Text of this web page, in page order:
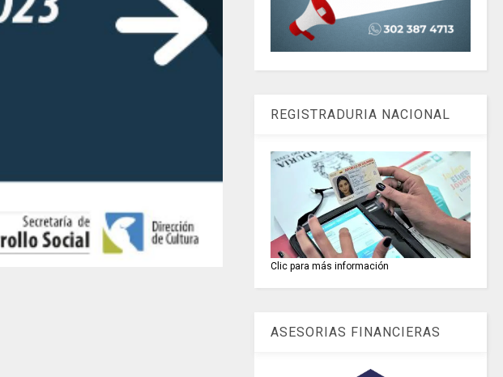
REGISTRADURIA NACIONAL
Clic para más información
ASESORIAS FINANCIERAS